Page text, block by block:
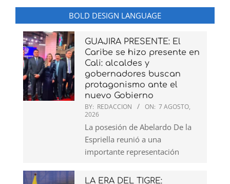
BOLD DESIGN LANGUAGE
GUAJIRA PRESENTE: El
Caribe se hizo presente en
Cali: alcaldes y
gobernadores buscan
protagonismo ante el
nuevo Gobierno
BY: REDACCION ON: 7 AGOSTO,
2026
La posesión de Abelardo De la
Espriella reunió a una
importante representación
LA ERA DEL TIGRE: